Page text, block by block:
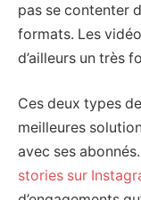
pas se contenter
formats. Les
d’ailleurs un très
Ces deux types
meilleures
avec ses
stories sur